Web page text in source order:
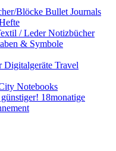
Blöcke Bullet Journals
/ Leder Notizbücher
& Symbole
Digitalgeräte Travel
Notebooks
18monatige